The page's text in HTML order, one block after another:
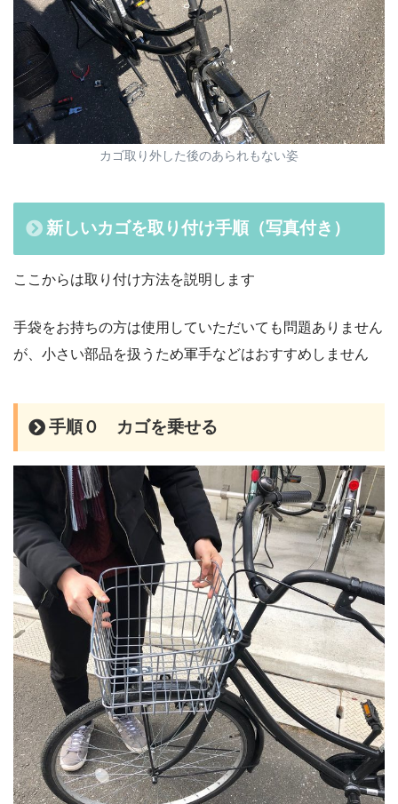
カゴ取り外した後のあられもない姿
新しいカゴを取り付け手順（写真付き）
ここからは取り付け方法を説明します
手袋をお持ちの方は使用していただいても問題ありません
が、小さい部品を扱うため軍手などはおすすめしません
手順０ カゴを乗せる